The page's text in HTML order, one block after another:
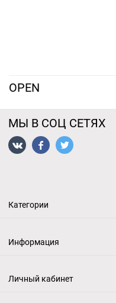
OPEN
МЫ В СОЦ СЕТЯХ
Категории
Информация
Личный кабинет